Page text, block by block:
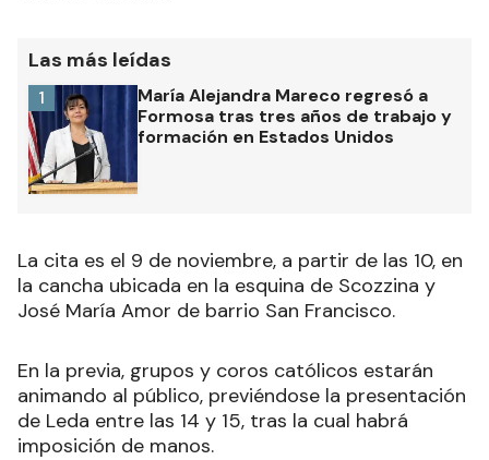
Las más leídas
María Alejandra Mareco regresó a
Formosa tras tres años de trabajo y
formación en Estados Unidos
1
La cita es el 9 de noviembre, a partir de las 10, en
la cancha ubicada en la esquina de Scozzina y
José María Amor de barrio San Francisco.
En la previa, grupos y coros católicos estarán
animando al público, previéndose la presentación
de Leda entre las 14 y 15, tras la cual habrá
imposición de manos.